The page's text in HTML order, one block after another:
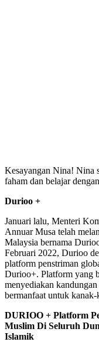
Kesayangan Nina! Nina
faham dan belajar
Durioo +
Januari lalu, Menteri
Annuar Musa telah
Malaysia bernama
Februari 2022, Durioo
platform penstriman
Durioo+. Platform yang
menyediakan
bermanfaat untuk
DURIOO + Platform
Muslim Di Seluruh
Islamik